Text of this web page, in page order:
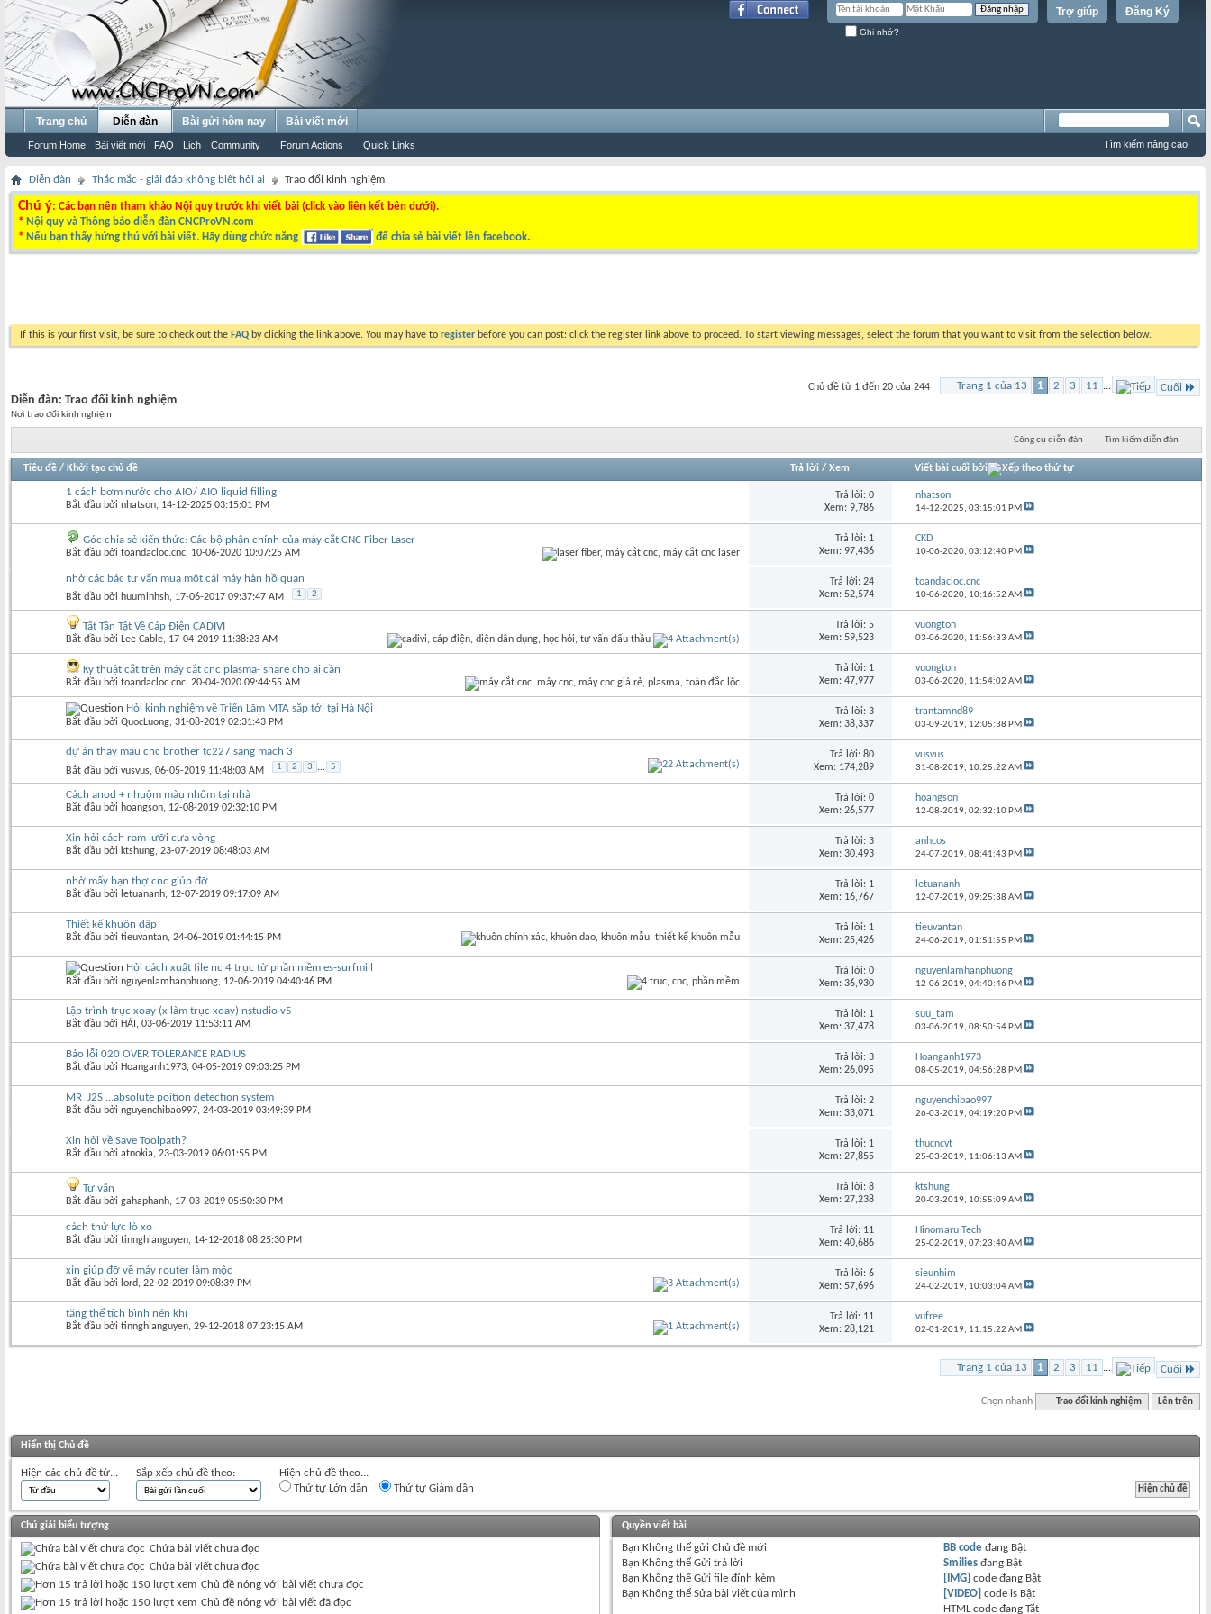
Đăng Ký
Trợ giúp
Ghi nhớ?
Trang chủ Diễn đàn
Forum Home Bài viết mới FAQ Lịch Community Forum Actions Quick Links
Bài gửi hôm nay Bài viết mới
Tìm kiếm nâng cao
Diễn đàn Thắc mắc - giải đáp không biết hỏi ai Trao đổi kinh nghiệm
Chú ý: Các bạn nên tham khảo Nội quy trước khi viết bài (click vào liên kết bên dưới).
* Nội quy và Thông báo diễn đàn CNCProVN.com
* Nếu bạn thấy hứng thú với bài viết. Hãy dùng chức năng để chia sẻ bài viết lên facebook.
If this is your first visit, be sure to check out the FAQ by clicking the link above. You may have to register before you can post: click the register link above to proceed. To start viewing messages, select the forum that you want to visit from the selection below.
Trang 1 của 13 1 2 3 11 ... Cuối
Chủ đề từ 1 đến 20 của 244
Diễn đàn: Trao đổi kinh nghiệm
Nơi trao đổi kinh nghiệm
Công cụ diễn đàn Tìm kiếm diễn đàn
Tiêu đề / Khởi tạo chủ đề Trả lời/ Xem Viết bài cuối bởi
1 cách bơm nước cho AIO/ AIO liquid filling
Bắt đầu bởi nhatson‎, 14-12-2025 03:15:01 PM
Trả lời: 0
Xem: 9,786
nhatson
14-12-2025,03:15:01 PM
Góc chia sẻ kiến thức: Các bộ phận chính của máy cắt CNC Fiber Laser
Bắt đầu bởi toandacloc.cnc‎, 10-06-2020 10:07:25 AM
Trả lời: 1
Xem: 97,436
CKD
10-06-2020,03:12:40 PM
nhờ các bác tư vấn mua một cái máy hàn hồ quan
Bắt đầu bởi huuminhsh‎, 17-06-2017 09:37:47 AM 1 2
Trả lời: 24
Xem: 52,574
toandacloc.cnc
10-06-2020, 10:16:52 AM
Tất Tần Tật Về Cáp Điện CADIVI
Bắt đầu bởi Lee Cable‎, 17-04-2019 11:38:23 AM
Trả lời: 5
Xem: 59,523
vuongton
03-06-2020, 11:56:33 AM
Kỹ thuật cắt trên máy cắt cnc plasma- share cho ai cần
Bắt đầu bởi toandacloc.cnc‎, 20-04-2020 09:44:55 AM
Trả lời: 1
Xem: 47,977
vuongton
03-06-2020, 11:54:02 AM
Hỏi kinh nghiệm về Triển Lãm MTA sắp tới tại Hà Nội
Bắt đầu bởi QuocLuong‎, 31-08-2019 02:31:43 PM
Trả lời: 3
Xem: 38,337
trantamnd89
03-09-2019, 12:05:38 PM
dự án thay máu cnc brother tc227 sang mach 3
Bắt đầu bởi vusvus‎, 06-05-2019 11:48:03 AM 1 2 3 ... 5
Trả lời: 80
Xem: 174,289
vusvus
31-08-2019, 10:25:22 AM
Cách anod + nhuộm màu nhôm tại nhà
Bắt đầu bởi hoangson‎, 12-08-2019 02:32:10 PM
Trả lời: 0
Xem: 26,577
hoangson
12-08-2019,02:32:10 PM
Xin hỏi cách ram lưỡi cưa vòng
Bắt đầu bởi ktshung‎, 23-07-2019 08:48:03 AM
Trả lời: 3
Xem: 30,493
anhcos
24-07-2019,08:41:43 PM
nhờ mấy bạn thợ cnc giúp đỡ
Bắt đầu bởi letuananh‎, 12-07-2019 09:17:09 AM
Trả lời: 1
Xem: 16,767
letuananh
12-07-2019,09:25:38 AM
Thiết kế khuôn dập
Bắt đầu bởi tieuvantan‎, 24-06-2019 01:44:15 PM
Trả lời: 1
Xem: 25,426
tieuvantan
24-06-2019,01:51:55 PM
Hỏi cách xuất file nc 4 trục từ phần mềm es-surfmill
Bắt đầu bởi nguyenlamhanphuong‎, 12-06-2019 04:40:46 PM
Trả lời: 0
Xem: 36,930
nguyenlamhanphuong
12-06-2019,04:40:46 PM
Lập trình trục xoay (x làm trục xoay) nstudio v5
Bắt đầu bởi HẢI ‎, 03-06-2019 11:53:11 AM
Trả lời: 1
Xem: 37,478
suu_tam
03-06-2019,08:50:54 PM
Báo lỗi 020 OVER TOLERANCE RADIUS
Bắt đầu bởi Hoanganh1973‎, 04-05-2019 09:03:25 PM
Trả lời: 3
Xem: 26,095
Hoanganh1973
08-05-2019,04:56:28 PM
MR_J2S ...absolute poítion detection system
Bắt đầu bởi nguyenchibao997‎, 24-03-2019 03:49:39 PM
Trả lời: 2
Xem: 33,071
nguyenchibao997
26-03-2019,04:19:20 PM
Xin hỏi về Save Toolpath?
Bắt đầu bởi atnokia‎, 23-03-2019 06:01:55 PM
Trả lời: 1
Xem: 27,855
thucncvt
25-03-2019, 11:06:13 AM
Tư vấn
Bắt đầu bởi gahaphanh‎, 17-03-2019 05:50:30 PM
Trả lời: 8
Xem: 27,238
ktshung
20-03-2019, 10:55:09 AM
cách thử lực lò xo
Bắt đầu bởi tinnghianguyen‎, 14-12-2018 08:25:30 PM
Trả lời: 11
Xem: 40,686
Hinomaru Tech
25-02-2019,07:23:40 AM
xin giúp đỡ về máy router làm mộc
Bắt đầu bởi lord‎, 22-02-2019 09:08:39 PM
Trả lời: 6
Xem: 57,696
sieunhim
24-02-2019, 10:03:04 AM
tăng thể tích bình nén khí
Bắt đầu bởi tinnghianguyen‎, 29-12-2018 07:23:15 AM
Trả lời: 11
Xem: 28,121
vufree
02-01-2019, 11:15:22 AM
Trang 1 của 13 1 2 3 11 ... Cuối
Chọn nhanh Trao đổi kinh nghiệm Lên trên
Hiển thị Chủ đề
Hiện các chủ đề từ... Sắp xếp chủ đề theo:
Hiện chủ đề theo...
Thứ tự Lớn dần
Thứ tự Giảm dần
Chú giải biểu tượng
Chứa bài viết chưa đọc
Chứa bài viết chưa đọc
Chủ đề nóng với bài viết chưa đọc
Chủ đề nóng với bài viết đã đọc
Quyền viết bài
Bạn Không thểgửi Chủ đề mới
Bạn Không thểGửi trả lời
Bạn Không thểGửi file đính kèm
Bạn Không thểSửa bài viết của mình
BB code đang Bật
Smilies đang Bật
[IMG] code đang Bật
[VIDEO] code is Bật
HTML code đangTắt